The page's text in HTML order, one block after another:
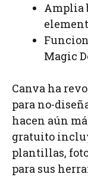
Amplia
Magic
Canva ha
para no-
hacen aún
gratuito
plantillas,
para sus